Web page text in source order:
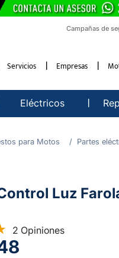
Campañas de
Servicios Empresas
Eléctricos
para Motos Partes
Luz
2 Opiniones